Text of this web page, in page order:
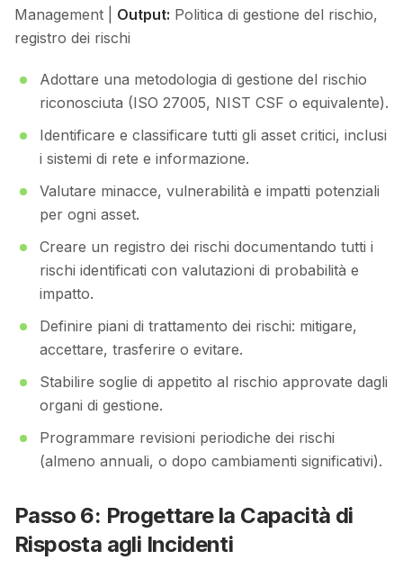
Management | Output: Politica di gestione del rischio,
registro dei rischi
Adottare una metodologia di gestione del rischio
riconosciuta (ISO 27005, NIST CSF o equivalente).
Identificare e classificare tutti gli asset critici, inclusi
i sistemi di rete e informazione.
Valutare minacce, vulnerabilità e impatti potenziali
per ogni asset.
Creare un registro dei rischi documentando tutti i
rischi identificati con valutazioni di probabilità e
impatto.
Definire piani di trattamento dei rischi: mitigare,
accettare, trasferire o evitare.
Stabilire soglie di appetito al rischio approvate dagli
organi di gestione.
Programmare revisioni periodiche dei rischi
(almeno annuali, o dopo cambiamenti significativi).
Passo 6: Progettare la Capacità di
Risposta agli Incidenti